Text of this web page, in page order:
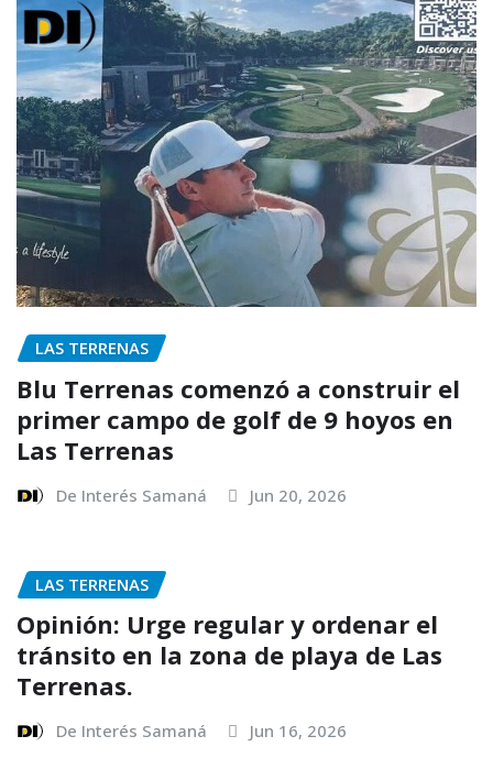
LAS TERRENAS
Blu Terrenas comenzó a construir el
primer campo de golf de 9 hoyos en
Las Terrenas
De Interés Samaná Jun 20, 2026
LAS TERRENAS
Opinión: Urge regular y ordenar el
tránsito en la zona de playa de Las
Terrenas.
De Interés Samaná Jun 16, 2026